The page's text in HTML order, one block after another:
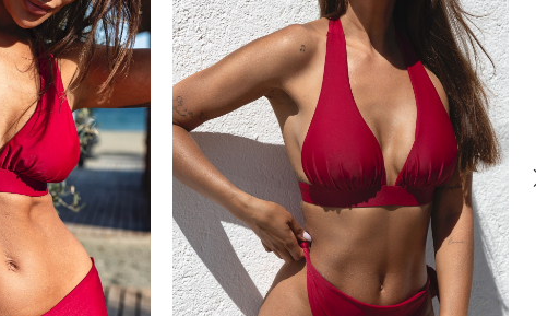
chlor:
Tak
Polska
Figi klasyczne
Wysoki